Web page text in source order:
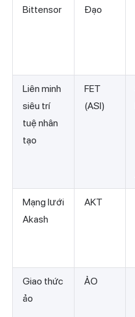
Bittensor Đạo
Liên minh
siêu trí
tuệ nhân
tạo
FET
(ASI)
Mạng lưới
Akash
AKT
Giao thức
ảo
ẢO